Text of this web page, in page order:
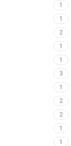
1
1
2
1
1
3
1
2
2
1
1